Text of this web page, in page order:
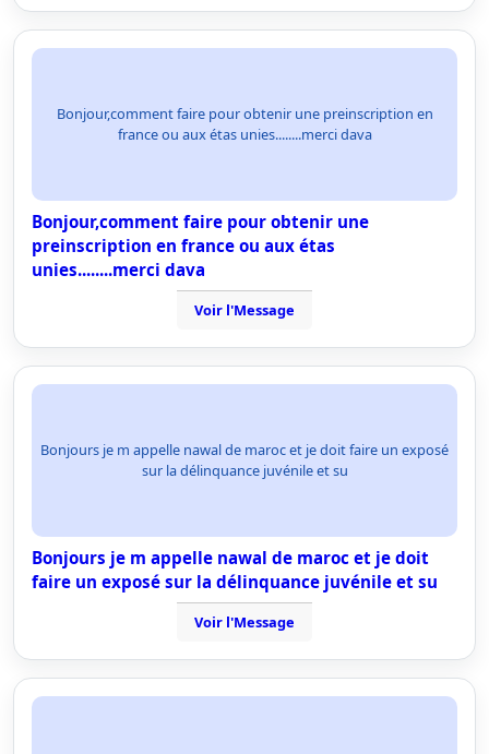
Bonjour,comment faire pour obtenir une preinscription en
france ou aux étas unies........merci dava
Bonjour,comment faire pour obtenir une
preinscription en france ou aux étas
unies........merci dava
Voir l'Message
Bonjours je m appelle nawal de maroc et je doit faire un exposé
sur la délinquance juvénile et su
Bonjours je m appelle nawal de maroc et je doit
faire un exposé sur la délinquance juvénile et su
Voir l'Message